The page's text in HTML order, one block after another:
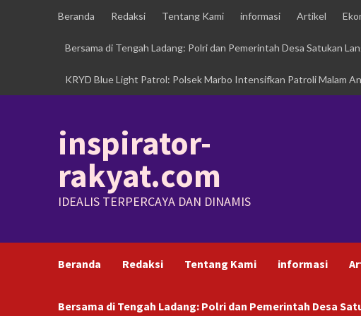
Beranda Redaksi Tentang Kami informasi Artikel
Bersama di Tengah Ladang: Polri dan Pemerintah Desa Satukan
KRYD Blue Light Patrol: Polsek Marbo Intensifkan Patroli Malam
inspirator-
rakyat.com
IDEALIS TERPERCAYA DAN DINAMIS
Beranda Redaksi Tentang Kami informasi
Bersama di Tengah Ladang: Polri dan Pemerintah Desa